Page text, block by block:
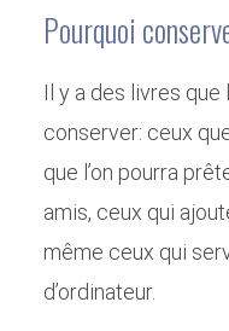
Pourquoi
Il y a des livres que
conserver: ceux
que l’on pourra
amis, ceux qui
même ceux qui
d’ordinateur.